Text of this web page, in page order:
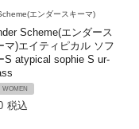
エンダースキーマ)
Scheme(エンダース
マ)エイティピカル ソフ
S atypical sophie S ur-
WOMEN
税込